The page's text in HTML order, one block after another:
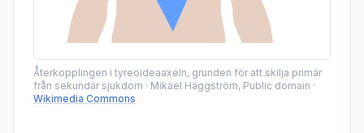
Återkopplingen i tyreoideaaxeln, grunden för att skilja primär
från sekundär sjukdom · Mikael Häggström, Public domain ·
Wikimedia Commons